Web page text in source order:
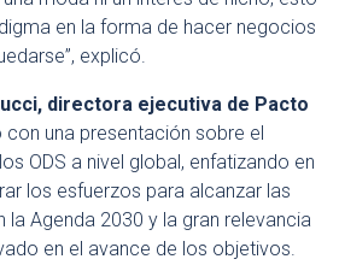
en la forma de hacer negocios
explicó.
directora ejecutiva de Pacto
con una presentación sobre el
ODS a nivel global, enfatizando en
los esfuerzos para alcanzar las
la Agenda 2030 y la gran relevancia
en el avance de los objetivos.